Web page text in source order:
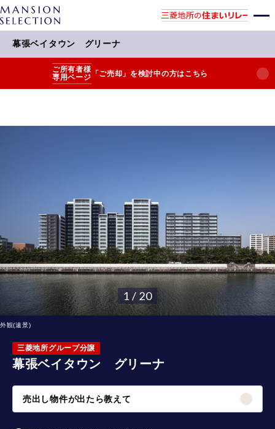
幕張ベイタウン グリーナ
ご所有者様
専用ページ 「ご売却」を検討中の方はこちら
外観(遠景)
1 / 20
三菱地所グループ分譲
幕張ベイタウン グリーナ
売出し物件が出たら教えて